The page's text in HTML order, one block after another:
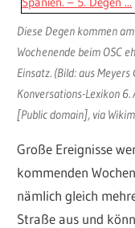
Diese Degen kommen
Wochenende beim OSC
Einsatz. (Bild: aus Meyers
Konversations-Lexikon
[Public domain], via
Große Ereignisse
kommenden
nämlich gleich
Straße aus und